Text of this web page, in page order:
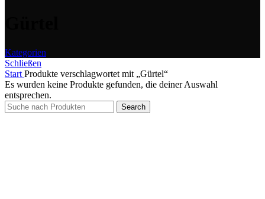
Kategorien
Schließen
Start Produkte verschlagwortet mit „Gürtel“
Es wurden keine Produkte gefunden, die deiner Auswahl
entsprechen.
Search